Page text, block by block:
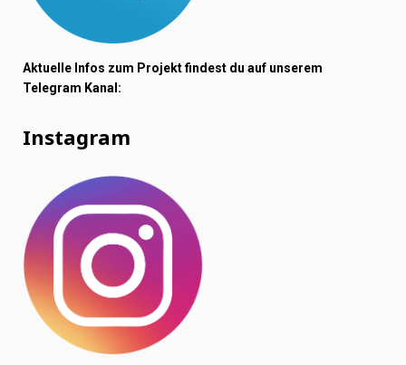
Aktuelle Infos zum Projekt findest du auf unserem
Telegram Kanal:
Instagram